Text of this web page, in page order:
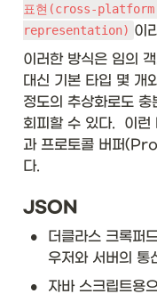
표현(cross-
representation) 이
이러한 방식은 임의
대신 기본 타입 몇 개
정도의 추상화로도
회피할 수 있다.  이
과 프로토콜 버퍼
다.
JSON
•
더클라스 크록
우저와 서버의 통
• 자바 스크립트용